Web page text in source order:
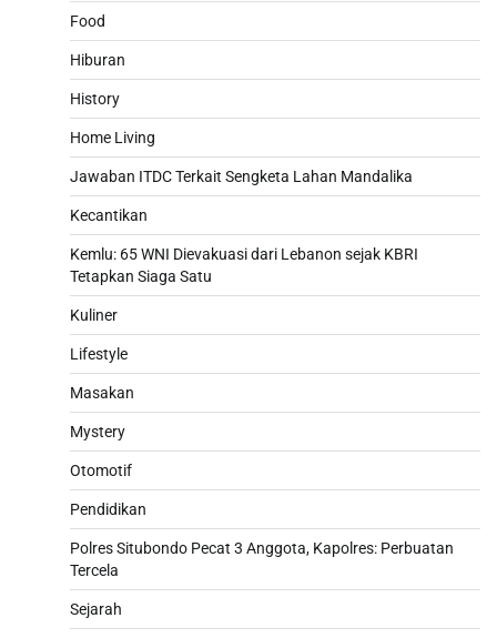
Food
Hiburan
History
Home Living
Jawaban ITDC Terkait Sengketa Lahan Mandalika
Kecantikan
Kemlu: 65 WNI Dievakuasi dari Lebanon sejak KBRI
Tetapkan Siaga Satu
Kuliner
Lifestyle
Masakan
Mystery
Otomotif
Pendidikan
Polres Situbondo Pecat 3 Anggota, Kapolres: Perbuatan
Tercela
Sejarah